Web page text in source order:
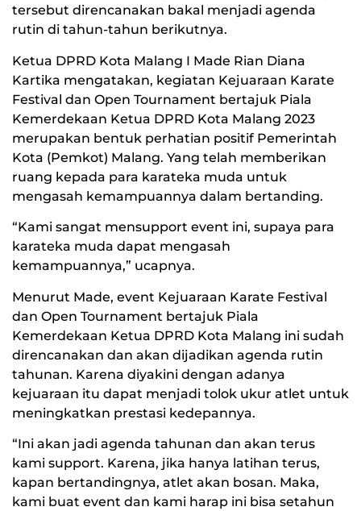
tersebut direncanakan bakal menjadi agenda
rutin di tahun-tahun berikutnya.
Ketua DPRD Kota Malang I Made Rian Diana
Kartika mengatakan, kegiatan Kejuaraan Karate
Festival dan Open Tournament bertajuk Piala
Kemerdekaan Ketua DPRD Kota Malang 2023
merupakan bentuk perhatian positif Pemerintah
Kota (Pemkot) Malang. Yang telah memberikan
ruang kepada para karateka muda untuk
mengasah kemampuannya dalam bertanding.
“Kami sangat mensupport event ini, supaya para
karateka muda dapat mengasah
kemampuannya,” ucapnya.
Menurut Made, event Kejuaraan Karate Festival
dan Open Tournament bertajuk Piala
Kemerdekaan Ketua DPRD Kota Malang ini sudah
direncanakan dan akan dijadikan agenda rutin
tahunan. Karena diyakini dengan adanya
kejuaraan itu dapat menjadi tolok ukur atlet untuk
meningkatkan prestasi kedepannya.
“Ini akan jadi agenda tahunan dan akan terus
kami support. Karena, jika hanya latihan terus,
kapan bertandingnya, atlet akan bosan. Maka,
kami buat event dan kami harap ini bisa setahun